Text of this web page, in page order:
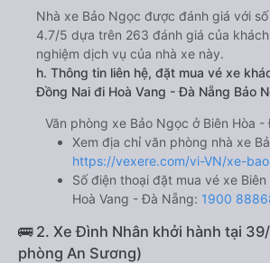
Nhà xe Bảo Ngọc được đánh giá với
4.7/5 dựa trên 263 đánh giá của
nghiệm dịch vụ của nhà xe này.
h. Thông tin liên hệ, đặt mua vé xe
Đồng Nai đi Hoà Vang - Đà Nẵng Bảo
Văn phòng xe Bảo Ngọc ở Biên Hòa -
Xem địa chỉ văn phòng nhà xe
https://vexere.com/vi-VN/xe-
Số điện thoại đặt mua vé xe
Hoà Vang - Đà Nẵng: 1900
🚌 2. Xe Đình Nhân khởi hành tại 39/
phòng An Sương)